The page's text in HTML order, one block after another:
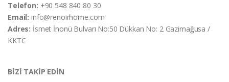
Telefon: +90 548 840 80 30
Email:info@renoirhome.com
Adres: İsmet İnonü Bulvarı No:50 Dükkan No: 2 Gazimağusa /
KKTC
BİZİ TAKİP EDİN